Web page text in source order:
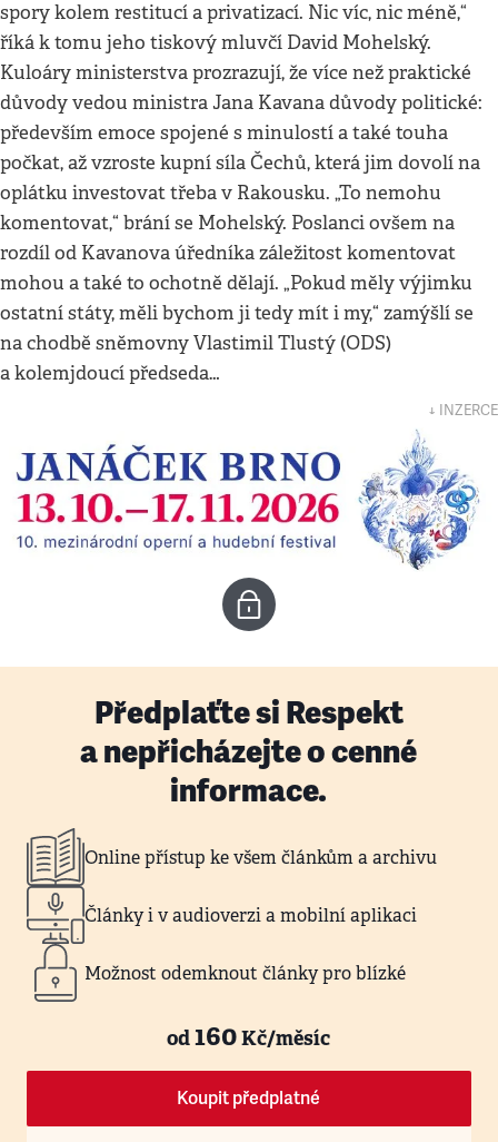
spory kolem restitucí a privatizací. Nic víc, nic méně,“
říká k tomu jeho tiskový mluvčí David Mohelský.
Kuloáry ministerstva prozrazují, že více než praktické
důvody vedou ministra Jana Kavana důvody politické:
především emoce spojené s minulostí a také touha
počkat, až vzroste kupní síla Čechů, která jim dovolí na
oplátku investovat třeba v Rakousku. „To nemohu
komentovat,“ brání se Mohelský. Poslanci ovšem na
rozdíl od Kavanova úředníka záležitost komentovat
mohou a také to ochotně dělají. „Pokud měly výjimku
ostatní státy, měli bychom ji tedy mít i my,“ zamýšlí se
na chodbě sněmovny Vlastimil Tlustý (ODS)
a kolemjdoucí předseda…
↓ INZERCE
Předplaťte si Respekt
a nepřicházejte o cenné
informace.
Online přístup ke všem článkům a archivu
Články i v audioverzi a mobilní aplikaci
Možnost odemknout články pro blízké
od160Kč/měsíc
Koupit předplatné